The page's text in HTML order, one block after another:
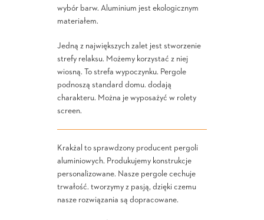
wybór barw. Aluminium jest ekologicznym
materiałem.
Jedną z największych zalet jest stworzenie
strefy relaksu. Możemy korzystać z niej
wiosną. To strefa wypoczynku. Pergole
podnoszą standard domu. dodają
charakteru. Można je wyposażyć w rolety
screen.
Krakżal to sprawdzony producent pergoli
aluminiowych. Produkujemy konstrukcje
personalizowane. Nasze pergole cechuje
trwałość. tworzymy z pasją, dzięki czemu
nasze rozwiązania są dopracowane.